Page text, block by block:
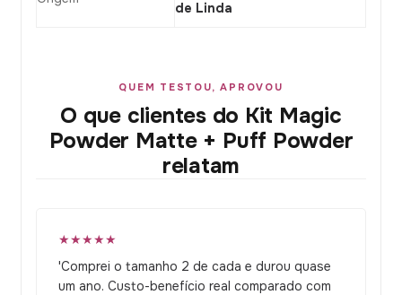
de Linda
QUEM TESTOU, APROVOU
O que clientes do Kit Magic
Powder Matte + Puff Powder
relatam
★★★★★
'Comprei o tamanho 2 de cada e durou quase
um ano. Custo-benefício real comparado com